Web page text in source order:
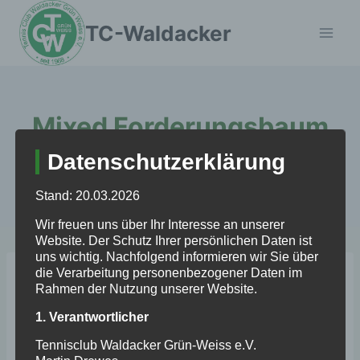
Zum
Inhalt
springen
TC-Waldacker
Mixed Forderungsbaum
2021
Hier der aktuelle Ranglistenbaum unseres
Datenschutzerklärung
Stand: 20.03.2026
Wir freuen uns über Ihr Interesse an unserer
Website. Der Schutz Ihrer persönlichen Daten ist
uns wichtig. Nachfolgend informieren wir Sie über
die Verarbeitung personenbezogener Daten im
Rahmen der Nutzung unserer Website.
1. Verantwortlicher
Tennisclub Waldacker Grün-Weiss e.V.